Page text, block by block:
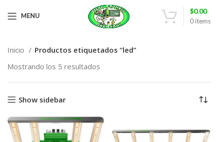
MENU
0items
$0.00
Inicio
Productos etiquetados “led”
Mostrando los 5 resultados
Show sidebar